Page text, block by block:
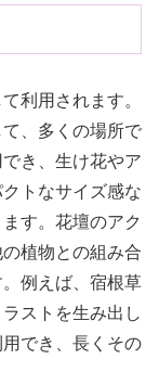
利用されます。
、多くの場所で
き、生け花やア
トなサイズ感な
す。花壇のアク
植物との組み合
例えば、宿根草
ストを生み出し
でき、長くその